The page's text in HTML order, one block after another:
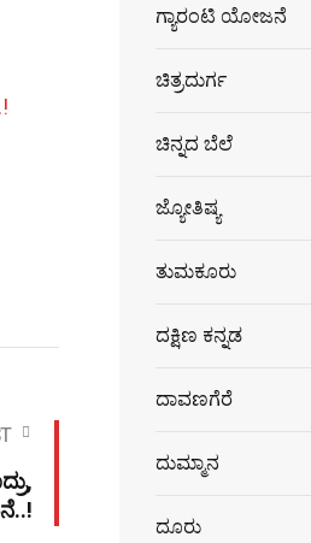
ಗ್ಯಾರಂಟಿ ಯೋಜನೆ
ಚಿತ್ರದುರ್ಗ
ಚಿನ್ನದ ಬೆಲೆ
ಜ್ಯೋತಿಷ್ಯ
ತುಮಕೂರು
ದಕ್ಷಿಣ ಕನ್ನಡ
ದಾವಣಗೆರೆ
ದುಮ್ಮಾನ
ದೂರು